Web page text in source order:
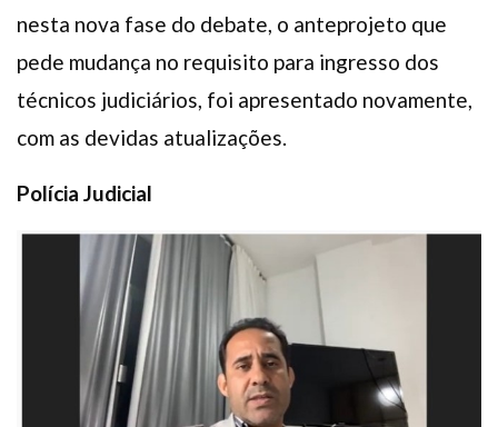
nesta nova fase do debate, o anteprojeto que
pede mudança no requisito para ingresso dos
técnicos judiciários, foi apresentado novamente,
com as devidas atualizações.
Polícia Judicial